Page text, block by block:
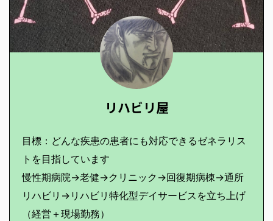
リハビリ屋
目標：どんな疾患の患者にも対応できるゼネラリス
トを目指しています
慢性期病院→老健→クリニック→回復期病棟→通所
リハビリ→リハビリ特化型デイサービスを立ち上げ
（経営＋現場勤務）